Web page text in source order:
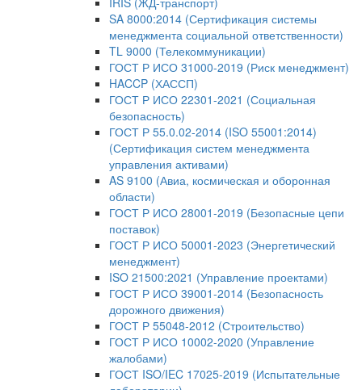
SA 8000:2014 (Сертификация системы
менеджмента социальной ответственности)
TL 9000 (Телекоммуникации)
ГОСТ Р ИСО 31000-2019 (Риск менеджмент)
HACCP (ХАССП)
ГОСТ Р ИСО 22301-2021 (Социальная
безопасность)
ГОСТ Р 55.0.02-2014 (ISO 55001:2014)
(Сертификация систем менеджмента
управления активами)
AS 9100 (Авиа, космическая и оборонная
области)
ГОСТ Р ИСО 28001-2019 (Безопасные цепи
поставок)
ГОСТ Р ИСО 50001-2023 (Энергетический
менеджмент)
ISO 21500:2021 (Управление проектами)
ГОСТ Р ИСО 39001-2014 (Безопасность
дорожного движения)
ГОСТ Р 55048-2012 (Строительство)
ГОСТ Р ИСО 10002-2020 (Управление
жалобами)
ГОСТ ISO/IEC 17025-2019 (Испытательные